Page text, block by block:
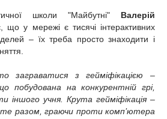
школи "Майбутні" Валерій
що у мережі є тисячі інтерактивних
– їх треба просто знаходити і
заграватися з гейміфікацією –
побудована на конкурентній грі,
іншого учня. Крута гейміфікація –
разом, граючи проти комп’ютера